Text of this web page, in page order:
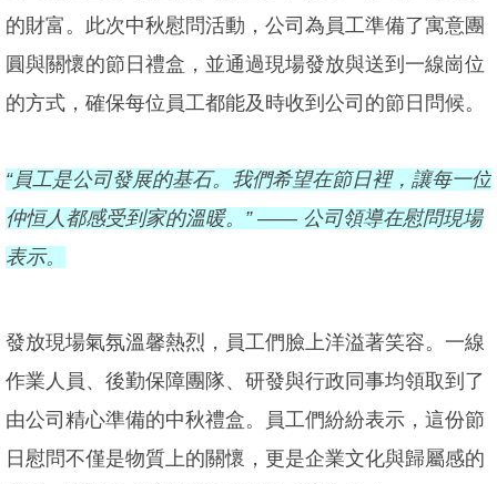
的財富。此次中秋慰問活動，公司為員工準備了寓意團
圓與關懷的節日禮盒，並通過現場發放與送到一線崗位
的方式，確保每位員工都能及時收到公司的節日問候。
“員工是公司發展的基石。我們希望在節日裡，讓每一位
仲恒人都感受到家的溫暖。” —— 公司領導在慰問現場
表示。
發放現場氣氛溫馨熱烈，員工們臉上洋溢著笑容。一線
作業人員、後勤保障團隊、研發與行政同事均領取到了
由公司精心準備的中秋禮盒。員工們紛紛表示，這份節
日慰問不僅是物質上的關懷，更是企業文化與歸屬感的